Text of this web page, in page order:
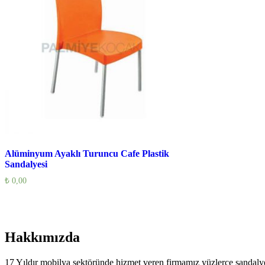
Alüminyum Ayaklı Turuncu Cafe Plastik
Sandalyesi
₺ 0,00
Hakkımızda
17 Yıldır mobilya sektöründe hizmet veren firmamız yüzlerce